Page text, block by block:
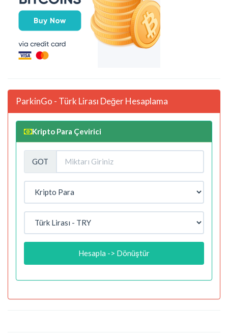
ParkinGo - Türk Lirası Değer Hesaplama
Kripto Para Çevirici
GOT
Hesapla -> Dönüştür